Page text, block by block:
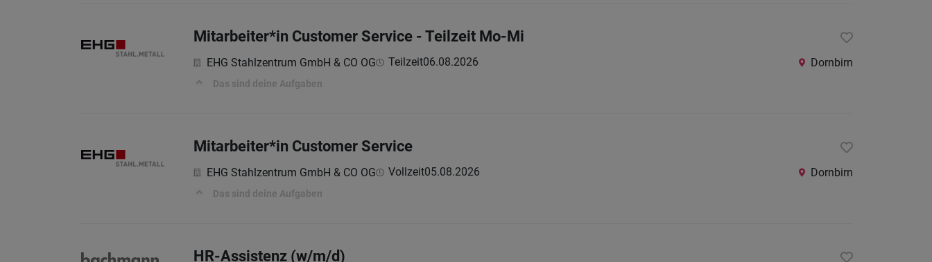
Mitarbeiter*in Customer Service - Teilzeit Mo-Mi
EHG Stahlzentrum GmbH & CO OG Teilzeit06.08.2026 Dornbirn
Das sind deine Aufgaben
Mitarbeiter*in Customer Service
EHG Stahlzentrum GmbH & CO OG Vollzeit05.08.2026 Dornbirn
Das sind deine Aufgaben
HR-Assistenz (w/m/d)